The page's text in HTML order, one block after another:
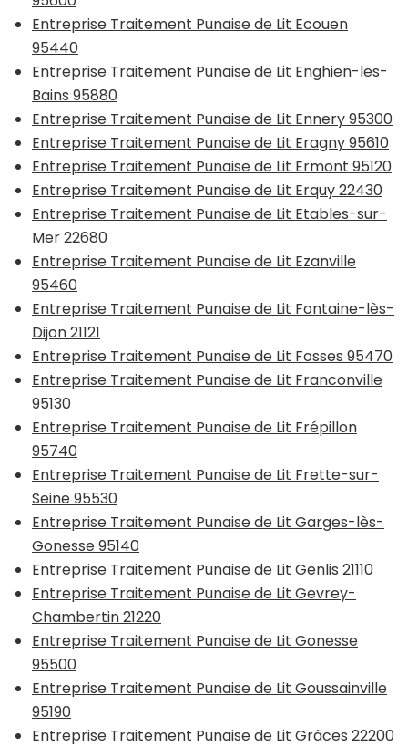
Entreprise Traitement Punaise de Lit Ecouen
95440
Entreprise Traitement Punaise de Lit Enghien-les-
Bains 95880
Entreprise Traitement Punaise de Lit Ennery 95300
Entreprise Traitement Punaise de Lit Eragny 95610
Entreprise Traitement Punaise de Lit Ermont 95120
Entreprise Traitement Punaise de Lit Erquy 22430
Entreprise Traitement Punaise de Lit Etables-sur-
Mer 22680
Entreprise Traitement Punaise de Lit Ezanville
95460
Entreprise Traitement Punaise de Lit Fontaine-lès-
Dijon 21121
Entreprise Traitement Punaise de Lit Fosses 95470
Entreprise Traitement Punaise de Lit Franconville
95130
Entreprise Traitement Punaise de Lit Frépillon
95740
Entreprise Traitement Punaise de Lit Frette-sur-
Seine 95530
Entreprise Traitement Punaise de Lit Garges-lès-
Gonesse 95140
Entreprise Traitement Punaise de Lit Genlis 21110
Entreprise Traitement Punaise de Lit Gevrey-
Chambertin 21220
Entreprise Traitement Punaise de Lit Gonesse
95500
Entreprise Traitement Punaise de Lit Goussainville
95190
Entreprise Traitement Punaise de Lit Grâces 22200